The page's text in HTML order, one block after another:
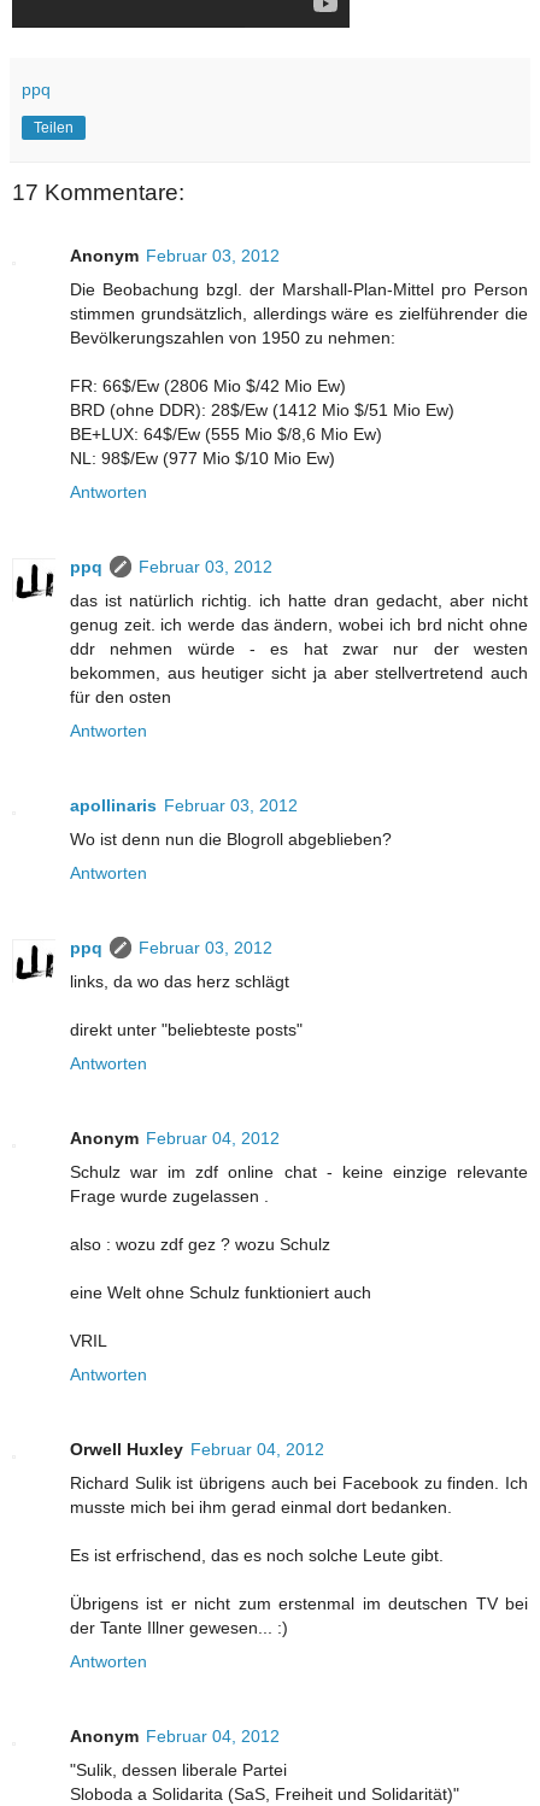
ppq
Teilen
17 Kommentare:
Anonym Februar 03, 2012
Die Beobachung bzgl. der Marshall-Plan-Mittel pro Person
stimmen grundsätzlich, allerdings wäre es zielführender die
Bevölkerungszahlen von 1950 zu nehmen:
FR: 66$/Ew (2806 Mio $/42 Mio Ew)
BRD (ohne DDR): 28$/Ew (1412 Mio $/51 Mio Ew)
BE+LUX: 64$/Ew (555 Mio $/8,6 Mio Ew)
NL: 98$/Ew (977 Mio $/10 Mio Ew)
Antworten
ppq
Februar 03, 2012
das ist natürlich richtig. ich hatte dran gedacht, aber nicht
genug zeit. ich werde das ändern, wobei ich brd nicht ohne
ddr nehmen würde - es hat zwar nur der westen
bekommen, aus heutiger sicht ja aber stellvertretend auch
für den osten
Antworten
apollinaris Februar 03, 2012
Wo ist denn nun die Blogroll abgeblieben?
Antworten
ppq
Februar 03, 2012
links, da wo das herz schlägt
direkt unter "beliebteste posts"
Antworten
Anonym Februar 04, 2012
Schulz war im zdf online chat - keine einzige relevante
Frage wurde zugelassen .
also : wozu zdf gez ? wozu Schulz
eine Welt ohne Schulz funktioniert auch
VRIL
Antworten
Orwell Huxley Februar 04, 2012
Richard Sulik ist übrigens auch bei Facebook zu finden. Ich
musste mich bei ihm gerad einmal dort bedanken.
Es ist erfrischend, das es noch solche Leute gibt.
Übrigens ist er nicht zum erstenmal im deutschen TV bei
der Tante Illner gewesen... :)
Antworten
Anonym Februar 04, 2012
"Sulik, dessen liberale Partei
Sloboda a Solidarita (SaS, Freiheit und Solidarität)"